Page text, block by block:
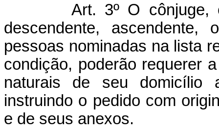
Art. 3º O cônjuge,
descendente,
pessoas nominadas na lista
condição, poderão requerer
naturais de seu domicílio
instruindo o pedido com
e de seus anexos.